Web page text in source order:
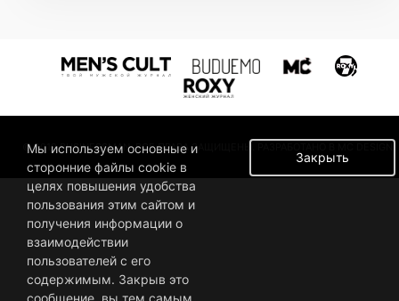
© 2019 BUSINESSMAN. ВСЕ ПРАВА ЗАЩИЩЕНЫ. РАЗРАБОТАНО В MC DESIGN.
Закрыть
Мы используем основные и
сторонние файлы cookie в
целях повышения удобства
пользования этим сайтом и
получения информации о
взаимодействии
пользователей с его
содержимым. Закрыв это
сообщение, вы тем самым